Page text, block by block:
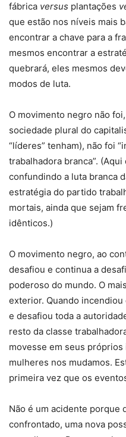
fábrica versus plantações
que estão nos níveis mais
encontrar a chave para a
mesmos encontrar a
quebrará, eles mesmos
modos de luta.
O movimento negro não
sociedade plural do
“líderes” tenham), não foi
trabalhadora branca”.
confundindo a luta branca
estratégia do partido
mortais, ainda que sejam
idênticos.)
O movimento negro, ao
desafiou e continua a
poderoso do mundo. O
exterior. Quando
e desafiou toda a
resto da classe
movesse em seus
mulheres nos mudamos.
primeira vez que os
Não é um acidente porque
confrontado, uma nova